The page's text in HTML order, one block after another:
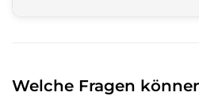
Welche Fragen